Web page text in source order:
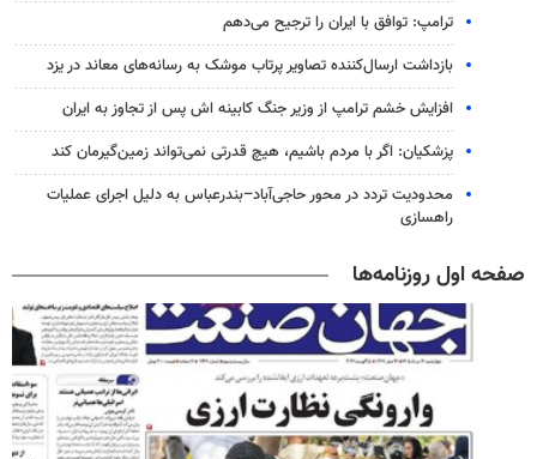
ترامپ: توافق با ایران را ترجیح می‌دهم
بازداشت ارسال‌کننده تصاویر پرتاب موشک به رسانه‌های معاند در یزد
افزایش خشم ترامپ از وزیر جنگ کابینه اش پس از تجاوز به ایران
پزشکیان: اگر با مردم باشیم، هیچ قدرتی نمی‌تواند زمین‌گیرمان کند
محدودیت تردد در محور حاجی‌آباد–بندرعباس به دلیل اجرای عملیات
راهسازی
صفحه اول روزنامه‌ها